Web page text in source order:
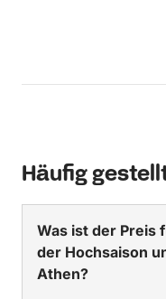
Häufig
Was ist der Preis
der Hochsaison
Athen?